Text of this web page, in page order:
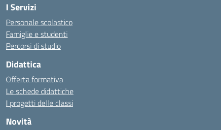
I Servizi
Personale scolastico
Famiglie e studenti
Percorsi di studio
Didattica
Offerta formativa
Le schede didattiche
I progetti delle classi
Novità